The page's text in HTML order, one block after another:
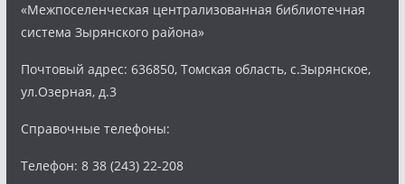
«Межпоселенческая централизованная библиотечная
система Зырянского района»
Почтовый адрес: 636850, Томская область, с.Зырянское,
ул.Озерная, д.3
Справочные телефоны:
Телефон: 8 38 (243) 22-208